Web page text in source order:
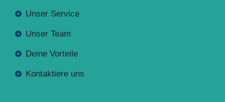
Unser Service
Unser Team
Deine Vorteile
Kontaktiere uns